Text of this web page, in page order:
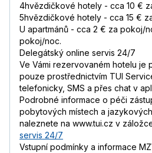
4hvězdičkové hotely - cca 10 €
5hvězdičkové hotely - cca 15 €
U apartmánů - cca 2 € za pokoj/
pokoj/noc.
Delegátský online servis 24/7
Ve Vámi rezervovaném hotelu je
pouze prostřednictvím TUI
telefonicky, SMS a přes chat v
Podrobné informace o péči
pobytových místech a
naleznete na www.tui.cz v
servis 24/7
Vstupní podmínky a informace